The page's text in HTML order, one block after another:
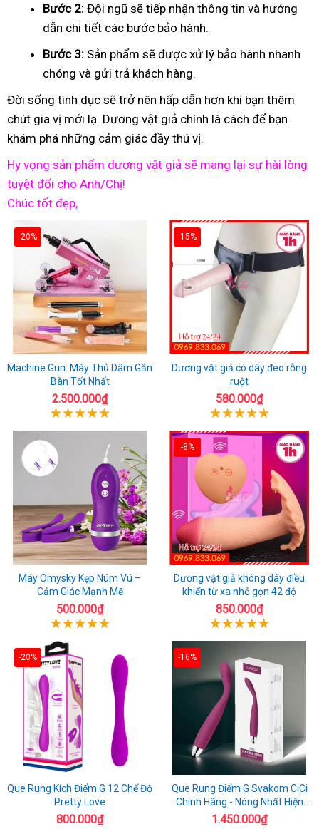
Bước 2: Đội ngũ sẽ tiếp nhận thông tin và hướng
dẫn chi tiết các bước bảo hành.
Bước 3: Sản phẩm sẽ được xử lý bảo hành nhanh
chóng và gửi trả khách hàng.
Đời sống tình dục sẽ trở nên hấp dẫn hơn khi bạn thêm
chút gia vị mới lạ. Dương vật giả chính là cách để bạn
khám phá những cảm giác đầy thú vị.
Hy vọng sản phẩm dương vật giả sẽ mang lại sự hài lòng
tuyệt đối cho Anh/Chị!
Chúc tốt đẹp,
-20%
Machine Gun: Máy Thủ Dâm Gắn
Bàn Tốt Nhất
2.500.000₫
-15%
Dương vật giả có dây đeo rỗng
ruột
580.000₫
Máy Omysky Kẹp Núm Vú –
Cảm Giác Mạnh Mẽ
500.000₫
-8%
Dương vật giả không dây điều
khiển từ xa nhỏ gọn 42 độ
850.000₫
-20%
Que Rung Kích Điểm G 12 Chế Độ
Pretty Love
800.000₫
-16%
Que Rung Điểm G Svakom CiCi
Chính Hãng - Nóng Nhất Hiện
Nay
1.450.000₫